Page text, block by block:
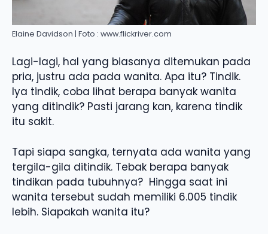
Elaine Davidson | Foto : www.flickriver.com
Lagi-lagi, hal yang biasanya ditemukan pada
pria, justru ada pada wanita. Apa itu? Tindik.
Iya tindik, coba lihat berapa banyak wanita
yang ditindik? Pasti jarang kan, karena tindik
itu sakit.
Tapi siapa sangka, ternyata ada wanita yang
tergila-gila ditindik. Tebak berapa banyak
tindikan pada tubuhnya? Hingga saat ini
wanita tersebut sudah memiliki 6.005 tindik
lebih. Siapakah wanita itu?